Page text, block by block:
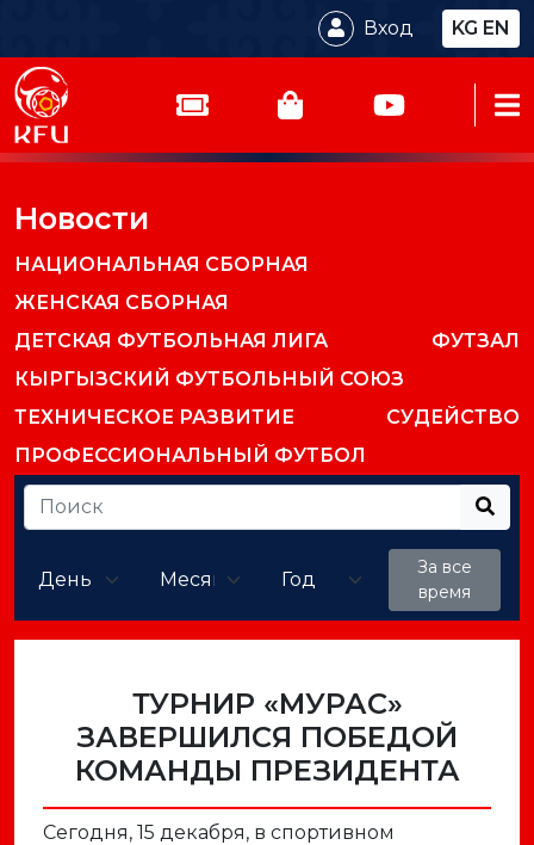
Вход KG EN
Новости
НАЦИОНАЛЬНАЯ СБОРНАЯ
ЖЕНСКАЯ СБОРНАЯ
ДЕТСКАЯ ФУТБОЛЬНАЯ ЛИГА
ФУТЗАЛ
КЫРГЫЗСКИЙ ФУТБОЛЬНЫЙ СОЮЗ
ТЕХНИЧЕСКОЕ РАЗВИТИЕ
СУДЕЙСТВО
ПРОФЕССИОНАЛЬНЫЙ ФУТБОЛ
За все
время
ТУРНИР «МУРАС»
ЗАВЕРШИЛСЯ ПОБЕДОЙ
КОМАНДЫ ПРЕЗИДЕНТА
Сегодня, 15 декабря, в спортивном